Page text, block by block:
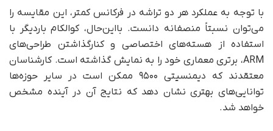
با توجه به عملکرد هر دو تراشه در فرکانس کمتر، این مقایسه را
می‌توان نسبتاً منصفانه دانست. با‌این‌حال، کوالکام باردیگر با
استفاده از هسته‌های اختصاصی و کنارگذاشتن طراحی‌های
ARM، برتری معماری خود را به نمایش گذاشته است. کارشناسان
معتقدند که دیمنسیتی ۹۵۰۰ ممکن است در سایر حوزه‌ها
توانایی‌های بهتری نشان دهد که نتایج آن در آینده مشخص
خواهد شد.